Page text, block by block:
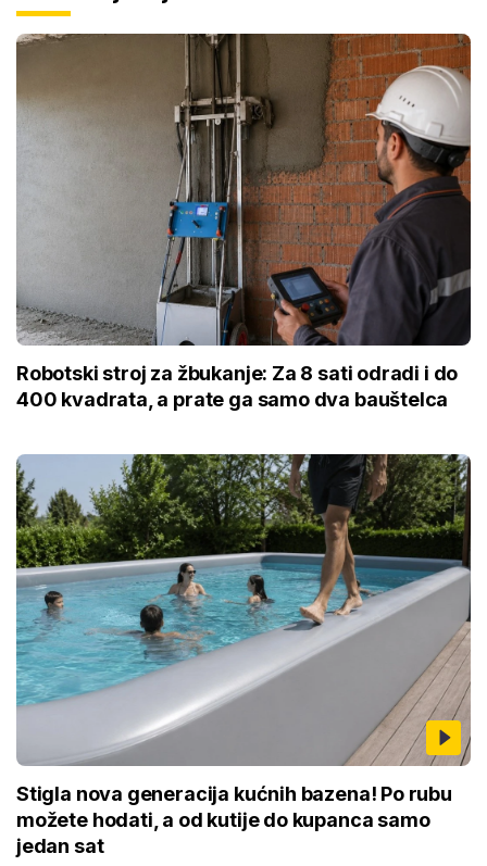
Robotski stroj za žbukanje: Za 8 sati odradi i do
400 kvadrata, a prate ga samo dva bauštelca
Stigla nova generacija kućnih bazena! Po rubu
možete hodati, a od kutije do kupanca samo
jedan sat